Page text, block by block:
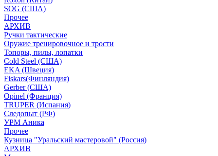
SOG (США)
Прочее
АРХИВ
Ручки тактические
Оружие тренировочное и трости
Топоры, пилы, лопатки
Cold Steel (США)
EKA (Швеция)
Fiskars(Финляндия)
Gerber (США)
Opinel (Франция)
TRUPER (Испания)
Следопыт (РФ)
УРМ Аника
Прочее
Кузница "Уральский мастеровой" (Россия)
АРХИВ